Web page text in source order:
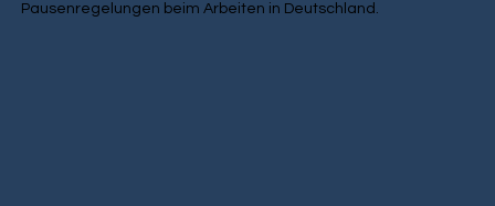
Pausenregelungen beim Arbeiten in Deutschland.